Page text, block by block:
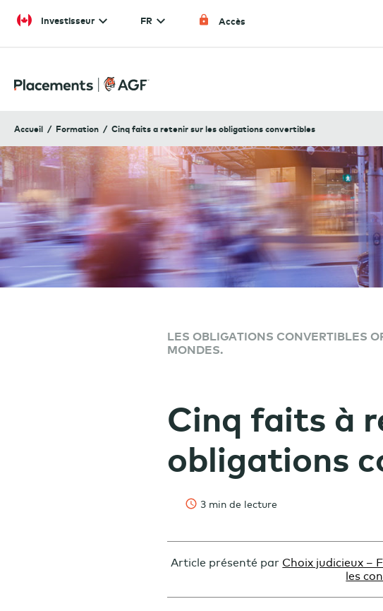
Investisseur FR Accès
Accueil Formation Cinq faits a retenir sur les obligations convertibles
LES OBLIGATIONS CONVERTIBLES
MONDES.
Cinq faits à
obligations
3 min de lecture
Article présenté par Choix judicieux –
les